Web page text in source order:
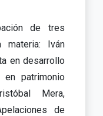
de tres
materia: Iván
en desarrollo
en patrimonio
Mera,
de